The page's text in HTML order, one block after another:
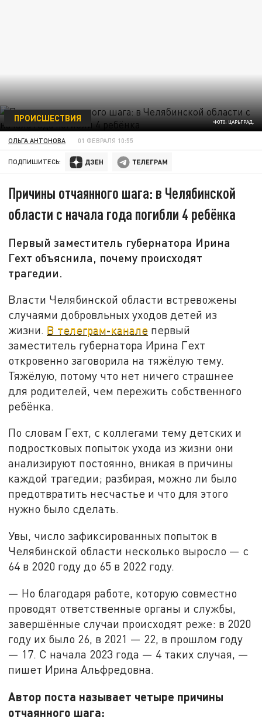
ФОТО: ЦАРЬГРАД.
ПРОИСШЕСТВИЯ
ОЛЬГА АНТОНОВА 01 ФЕВРАЛЯ 10:55
ПОДПИШИТЕСЬ:
Причины отчаянного шага: в Челябинской
области с начала года погибли 4 ребёнка
Первый заместитель губернатора Ирина
Гехт объяснила, почему происходят
трагедии.
Власти Челябинской области встревожены
случаями добровльных уходов детей из
жизни. В телеграм-канале первый
заместитель губернатора Ирина Гехт
откровенно заговорила на тяжёлую тему.
Тяжёлую, потому что нет ничего страшнее
для родителей, чем пережить собственного
ребёнка.
По словам Гехт, с коллегами тему детских и
подростковых попыток ухода из жизни они
анализируют постоянно, вникая в причины
каждой трагедии; разбирая, можно ли было
предотвратить несчастье и что для этого
нужно было сделать.
Увы, число зафиксированных попыток в
Челябинской области несколько выросло — с
64 в 2020 году до 65 в 2022 году.
— Но благодаря работе, которую совместно
проводят ответственные органы и службы,
завершённые случаи происходят реже: в 2020
году их было 26, в 2021 — 22, в прошлом году
— 17. С начала 2023 года — 4 таких случая, —
пишет Ирина Альфредовна.
Автор поста называет четыре причины
отчаянного шага: